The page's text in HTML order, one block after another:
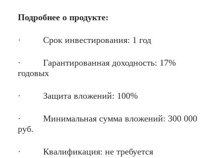
Подробнее о продукте:
· Срок инвестирования: 1 год
· Гарантированная доходность: 17%
годовых
· Защита вложений: 100%
· Минимальная сумма вложений: 300 000
руб.
· Квалификация: не требуется